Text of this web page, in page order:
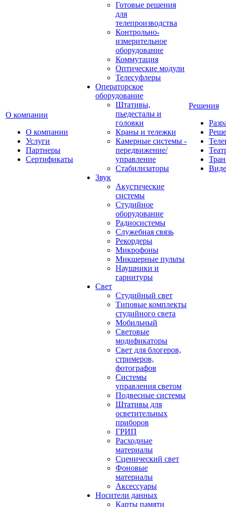
О компании
О компании
Услуги
Партнеры
Сертификаты
Готовые решения
для
телепроизводства
Контрольно-
измерительное
оборудование
Коммутация
Оптические модули
Телесуфлеры
Операторское
оборудование
Штативы,
пьедесталы и
головки
Краны и тележки
Камерные системы -
передвижение/
управление
Стабилизаторы
Звук
Акустические
системы
Студийное
оборудование
Радиосистемы
Служебная связь
Рекордеры
Микрофоны
Микшерные пульты
Наушники и
гарнитуры
Свет
Студийный свет
Типовые комплекты
студийного света
Мобильный
Световые
модификаторы
Свет для блогеров,
стримеров,
фотографов
Системы
управления светом
Подвесные системы
Штативы для
осветительных
приборов
ГРИП
Расходные
материалы
Сценический свет
Фоновые
материалы
Аксессуары
Носители данных
Карты памяти
Решения